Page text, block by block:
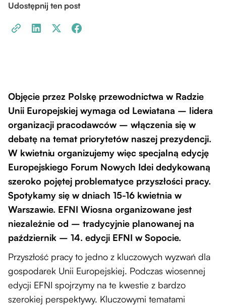
Udostępnij ten post
Objęcie przez Polskę przewodnictwa w Radzie
Unii Europejskiej wymaga od Lewiatana – lidera
organizacji pracodawców – włączenia się w
debatę na temat priorytetów naszej prezydencji.
W kwietniu organizujemy więc specjalną edycję
Europejskiego Forum Nowych Idei dedykowaną
szeroko pojętej problematyce przyszłości pracy.
Spotykamy się w dniach 15-16 kwietnia w
Warszawie. EFNI Wiosna organizowane jest
niezależnie od – tradycyjnie planowanej na
październik – 14. edycji EFNI w Sopocie.
Przyszłość pracy to jedno z kluczowych wyzwań dla
gospodarek Unii Europejskiej. Podczas wiosennej
edycji EFNI spojrzymy na te kwestie z bardzo
szerokiej perspektywy. Kluczowymi tematami